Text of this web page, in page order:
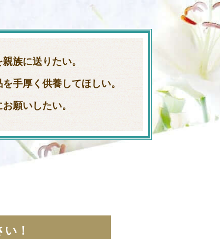
族に送りたい。
手厚く供養してほしい。
願いしたい。
！